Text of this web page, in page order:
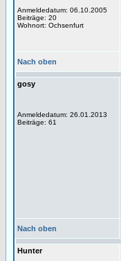
Anmeldedatum: 06.10.2005
Beiträge: 20
Wohnort: Ochsenfurt
Nach oben
gosy
Anmeldedatum: 26.01.2013
Beiträge: 61
Nach oben
Hunter